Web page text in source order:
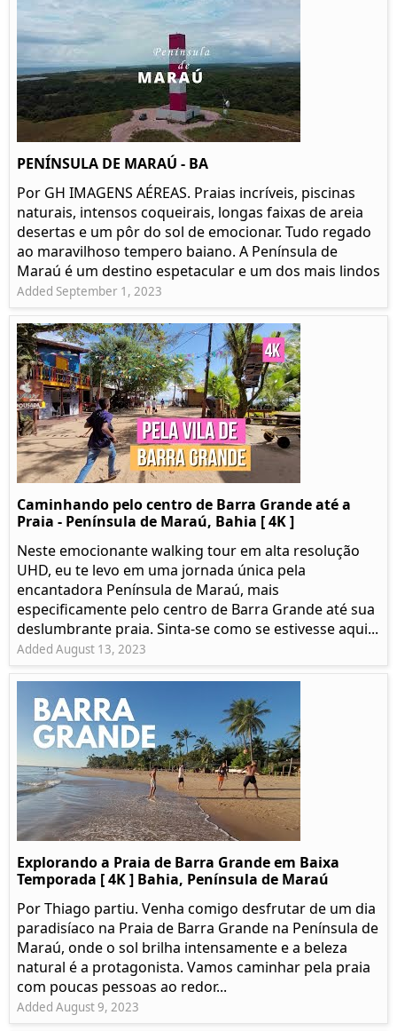
PENÍNSULA DE MARAÚ - BA
Por GH IMAGENS AÉREAS. Praias incríveis, piscinas
naturais, intensos coqueirais, longas faixas de areia
desertas e um pôr do sol de emocionar. Tudo regado
ao maravilhoso tempero baiano. A Península de
Maraú é um destino espetacular e um dos mais lindos
Added September 1, 2023
Caminhando pelo centro de Barra Grande até a
Praia - Península de Maraú, Bahia [ 4K ]
Neste emocionante walking tour em alta resolução
UHD, eu te levo em uma jornada única pela
encantadora Península de Maraú, mais
especificamente pelo centro de Barra Grande até sua
deslumbrante praia. Sinta-se como se estivesse aqui...
Added August 13, 2023
Explorando a Praia de Barra Grande em Baixa
Temporada [ 4K ] Bahia, Península de Maraú
Por Thiago partiu. Venha comigo desfrutar de um dia
paradisíaco na Praia de Barra Grande na Península de
Maraú, onde o sol brilha intensamente e a beleza
natural é a protagonista. Vamos caminhar pela praia
com poucas pessoas ao redor...
Added August 9, 2023